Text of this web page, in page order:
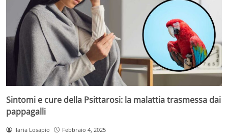
Sintomi e cure della Psittarosi: la malattia trasmessa dai
pappagalli
Ilaria Losapio Febbraio 4, 2025